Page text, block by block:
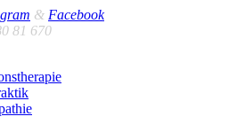
& Facebook
81 670